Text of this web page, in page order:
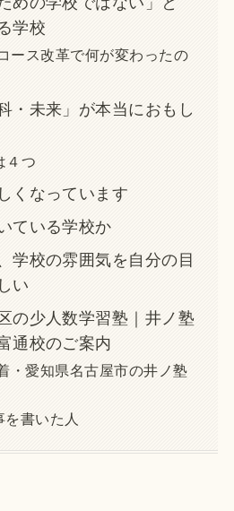
学校
ース改革で何が変わったの
・未来」が本当におもし
４つ
くなっています
ている学校か
学校の雰囲気を自分の目
い
の少人数学習塾｜井ノ塾
通校のご案内
・愛知県名古屋市の井ノ塾
書いた人